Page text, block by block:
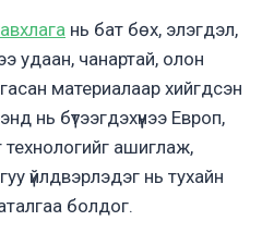
нь бат бөх, элэгдэл,
удаан, чанартай, олон
материалаар хийгдсэн
нь бүтээгдэхүүнээ Европ,
ашиглаж,
үйлдвэрлэдэг нь тухайн
болдог.